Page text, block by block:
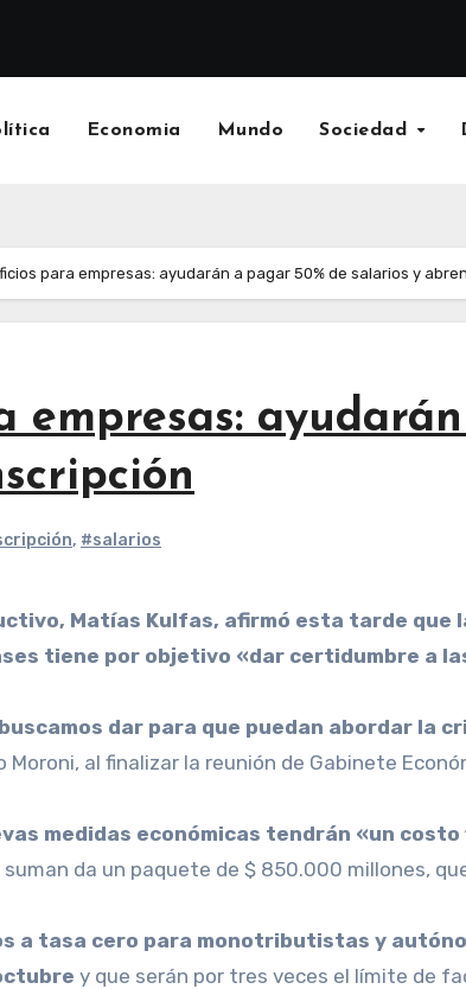
Economia Mundo Sociedad
para empresas: ayudarán a pagar 50% de salarios y
empresas:
, #salarios
tiene por objetivo «dar certidumbre a
dar para que puedan abordar la
al finalizar la reunión de Gabinete
medidas económicas tendrán «un
suman da un paquete de $ 850.000 millones,
a tasa cero para monotributistas y
y que serán por tres veces el límite de